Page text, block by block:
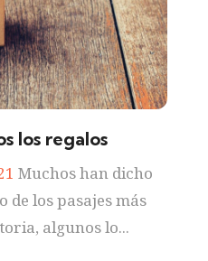
los regalos
Muchos han dicho
de los pasajes más
algunos lo...